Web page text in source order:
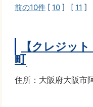
前の10件 [ 10 ] [ 11 ]
【クレジッ
町
住所：大阪府大阪市